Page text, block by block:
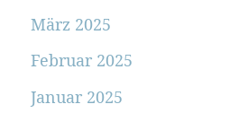
März 2025
Februar 2025
Januar 2025